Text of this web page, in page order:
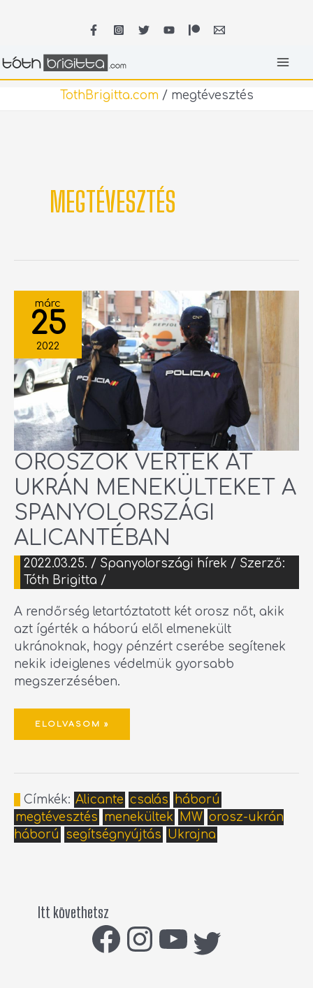
TothBrigitta.com / megtévesztés
MEGTÉVESZTÉS
márc
25
2022
OROSZOK VERTEK ÁT
UKRÁN MENEKÜLTEKET A
SPANYOLORSZÁGI
ALICANTÉBAN
2022.03.25. / Spanyolországi hírek / Szerző:
Tóth Brigitta /
A rendőrség letartóztatott két orosz nőt, akik
azt ígérték a háború elől elmenekült
ukránoknak, hogy pénzért cserébe segítenek
nekik ideiglenes védelmük gyorsabb
megszerzésében.
OROSZOK
VERTEK
ÁT
UKRÁN
MENEKÜLTEKET
A
SPANYOLORSZÁGI
ALICANTÉBAN
ELOLVASOM »
Címkék: Alicante csalás háború
megtévesztés menekültek MW orosz-ukrán
háború
segítségnyújtás Ukrajna
Itt követhetsz